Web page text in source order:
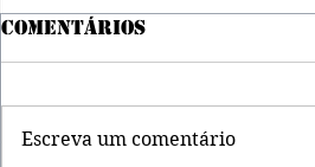
Comentários
Escreva um comentário